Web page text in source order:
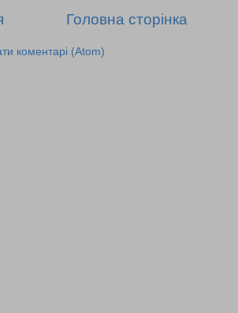
Головна сторінка
коментарі (Atom)